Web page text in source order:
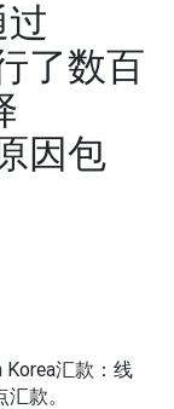
了数百
因包
Korea汇款：线
款。